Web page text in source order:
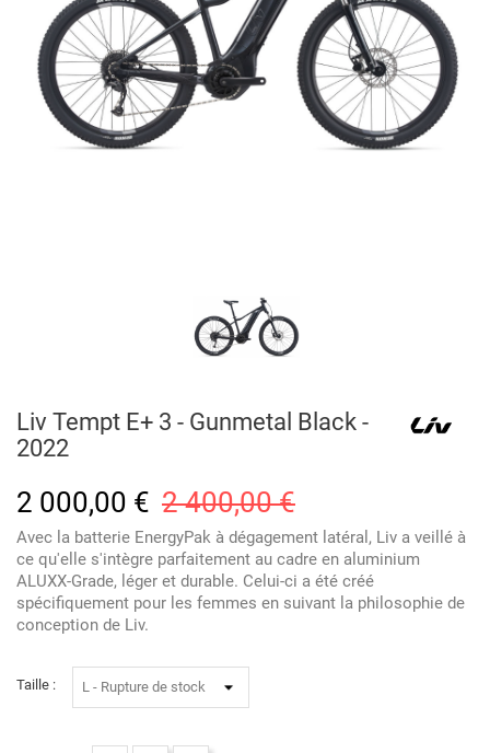
Liv Tempt E+ 3 - Gunmetal Black -
2022
2 000,00 € 2 400,00 €
Avec la batterie EnergyPak à dégagement latéral, Liv a veillé à
ce qu'elle s'intègre parfaitement au cadre en aluminium
ALUXX-Grade, léger et durable. Celui-ci a été créé
spécifiquement pour les femmes en suivant la philosophie de
conception de Liv.
Taille :